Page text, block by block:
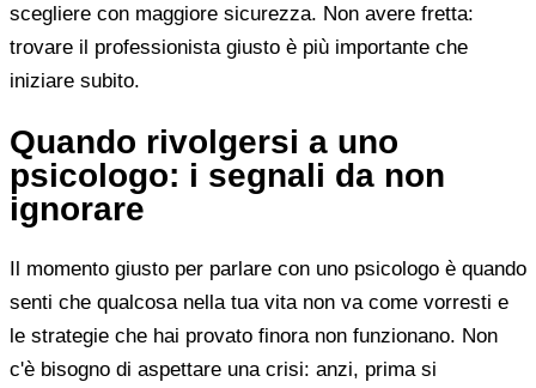
scegliere con maggiore sicurezza. Non avere fretta:
trovare il professionista giusto è più importante che
iniziare subito.
Quando rivolgersi a uno
psicologo: i segnali da non
ignorare
Il momento giusto per parlare con uno psicologo è quando
senti che qualcosa nella tua vita non va come vorresti e
le strategie che hai provato finora non funzionano. Non
c'è bisogno di aspettare una crisi: anzi, prima si